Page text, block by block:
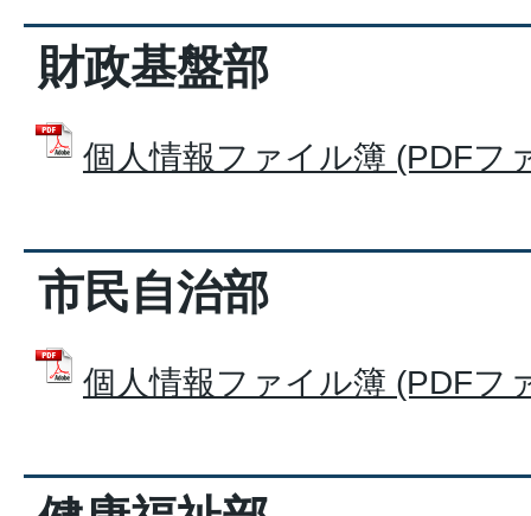
財政基盤部
個人情報ファイル簿 (PDFフ
市民自治部
個人情報ファイル簿 (PDFフ